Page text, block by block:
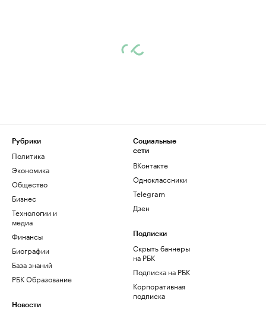
Рубрики
Политика
Экономика
Общество
Бизнес
Технологии и
медиа
Финансы
Биографии
База знаний
РБК Образование
Новости
Социальные
сети
ВКонтакте
Одноклассники
Telegram
Дзен
Подписки
Скрыть баннеры
на РБК
Подписка на РБК
Корпоративная
подписка